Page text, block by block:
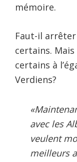
mémoire.
Faut-il
certains.
certains à
Verdiens?
avec les
veulent
meilleurs